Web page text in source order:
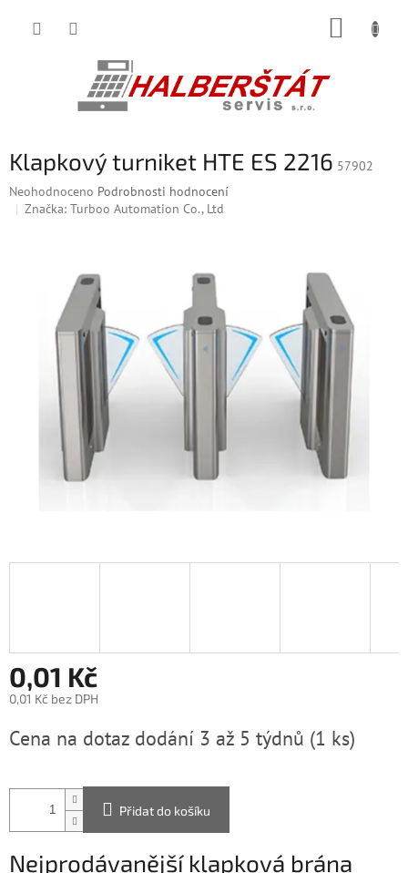
Klapkový turniket HTE ES 2216 57902
Průměrné
hodnocení
hvězdiček.
Neohodnoceno Podrobnosti hodnocení
Značka: Turboo Automation Co., Ltd
0,01 Kč
0,01 Kč bez DPH
cena:
Cena na dotaz dodání 3 až 5 týdnů (1 ks)
Přidat do košíku
Nejprodávanější klapková brána